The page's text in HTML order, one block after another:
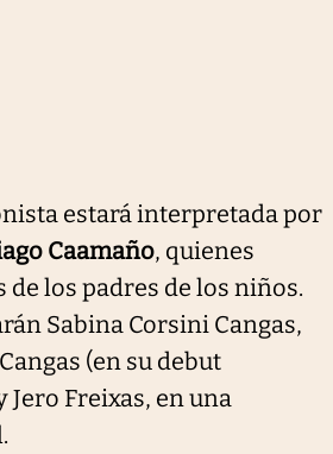
estará interpretada por
Caamaño, quienes
los padres de los niños.
Sabina Corsini Cangas,
(en su debut
Freixas, en una